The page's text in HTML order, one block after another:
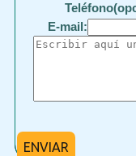
E-mail:
ENVIAR